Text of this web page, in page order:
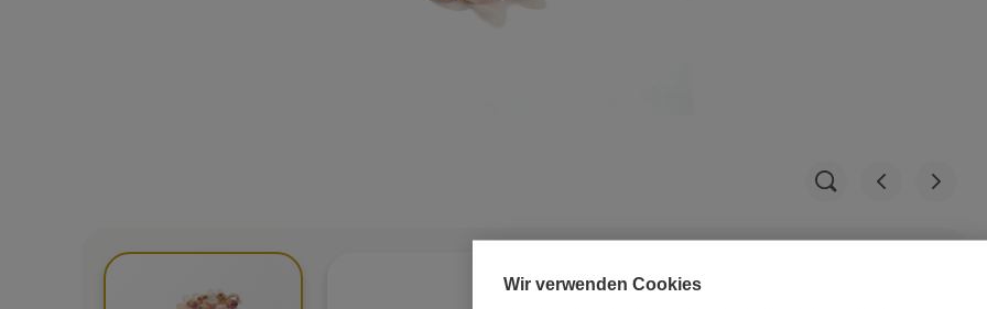
Wir verwenden Cookies